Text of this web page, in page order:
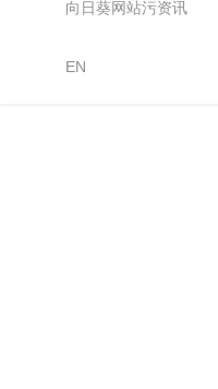
向日葵网站污资讯
EN